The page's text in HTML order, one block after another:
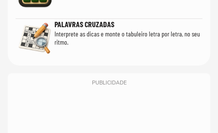
PALAVRAS CRUZADAS
Interprete as dicas e monte o tabuleiro letra por letra, no seu
ritmo.
PUBLICIDADE